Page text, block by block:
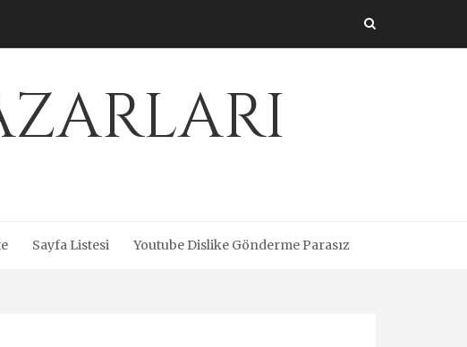
Sayfa Listesi Youtube Dislike Gönderme Parasız